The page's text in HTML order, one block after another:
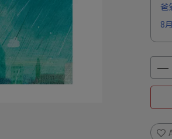
爸
8